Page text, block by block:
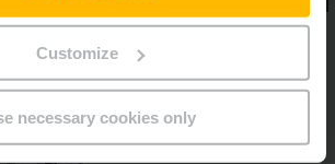
Customize
necessary cookies only